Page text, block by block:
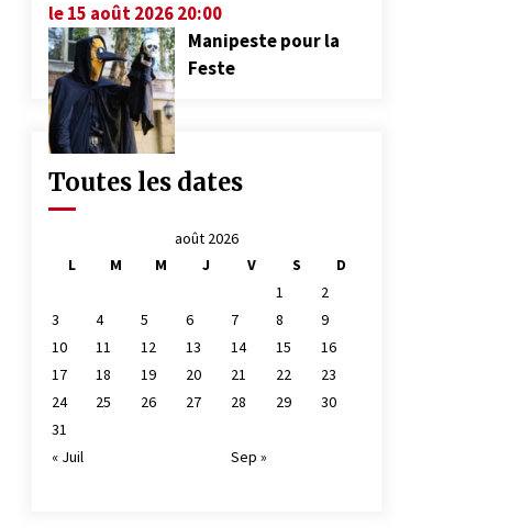
le 15 août 2026 20:00
Manipeste pour la
Feste
Toutes les dates
août 2026
L
M M J V S
D
1
2
3
4 5 6 7 8
9
10
11 12 13 14 15
16
17
18 19 20 21 22
23
24
25 26 27 28 29
30
31
« Juil
Sep »